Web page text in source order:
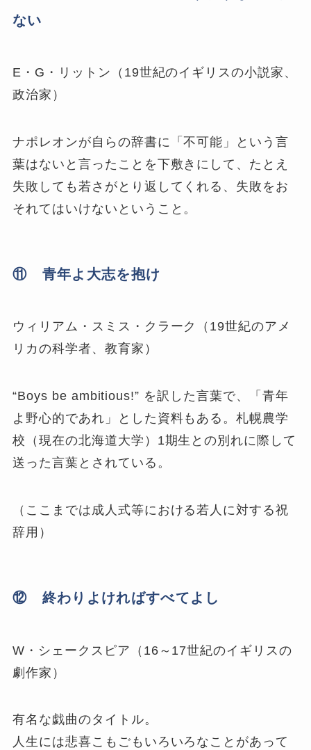
ない
E・G・リットン（19世紀のイギリスの小説家、
政治家）
ナポレオンが自らの辞書に「不可能」という言
葉はないと言ったことを下敷きにして、たとえ
失敗しても若さがとり返してくれる、失敗をお
それてはいけないということ。
⑪ 青年よ大志を抱け
ウィリアム・スミス・クラーク（19世紀のアメ
リカの科学者、教育家）
“Boys be ambitious!” を訳した言葉で、「青年
よ野心的であれ」とした資料もある。札幌農学
校（現在の北海道大学）1期生との別れに際して
送った言葉とされている。
（ここまでは成人式等における若人に対する祝
辞用）
⑫ 終わりよければすべてよし
W・シェークスピア（16～17世紀のイギリスの
劇作家）
有名な戯曲のタイトル。
人生には悲喜こもごもいろいろなことがあって